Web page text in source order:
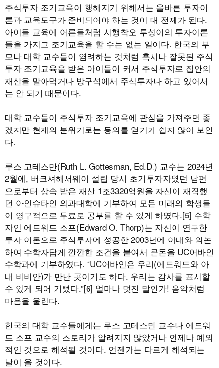
주식투자 조기교육이 행해지기 위해서는 올바른 투자이
론과 교육도구가 준비되어야 하는 것이 대 전제가 된다.
아이들 교육에 어른들처럼 시행착오 투성이의 투자이론
들을 가지고 조기교육을 할 수는 없는 일이다. 한국의 부
모나 대학 교수들이 염려하는 것처럼 혹시나 잘못된 주식
투자 조기교육을 받은 아이들이 커서 주식투자로 집안의
재산을 말아먹거나 방구석에서 주식투자나 하고 있어서
는 안 되기 때문이다.
대학 교수들이 주식투자 조기교육에 관심을 가져주면 좋
겠지만 현재의 분위기로는 동의를 얻기가 쉽지 않아 보인
다.
루스 고테스만(Ruth L. Gottesman, Ed.D.) 교수는 2024년
2월에, 버크셔해서웨이 설립 당시 초기투자자였던 남편
으로부터 상속 받은 재산 1조3320억원을 자신이 재직했
던 아인슈타인 의과대학에 기부하여 모든 미래의 학생들
이 영구적으로 무료로 공부를 할 수 있게 하였다.[5] 수학
자인 에드워드 소프(Edward O. Thorp)는 자신이 연구한
투자 이론으로 주식투자에 성공한 2003년에 아내와 의논
하여 수학자답게 깐깐한 조건을 붙여서 큰돈을 UC어바인
수학과에 기부하였다. “UC어바인은 우리(에드워드와 아
내 비비안)가 만난 곳이기도 하다. 우리는 감사를 표시할
수 있게 되어 기뻤다.”[6] 얼마나 멋진 말인가! 음악처럼
마음을 울린다.
한국의 대학 교수들에게는 루스 고테스만 교수나 에드워
드 소프 교수의 스토리가 알려지지 않았거나 언제나 예외
적인 것으로 해석될 것이다. 언젠가는 다르게 해석되는
날이 올 것이다.